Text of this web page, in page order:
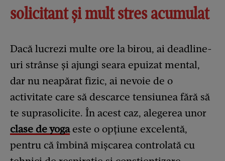
solicitant și mult stres acumulat
Dacă lucrezi multe ore la birou, ai deadline-
uri strânse și ajungi seara epuizat mental,
dar nu neapărat fizic, ai nevoie de o
activitate care să descarce tensiunea fără să
te suprasolicite. În acest caz, alegerea unor
clase de yogaeste o opțiune excelentă,
pentru că îmbină mișcarea controlată cu